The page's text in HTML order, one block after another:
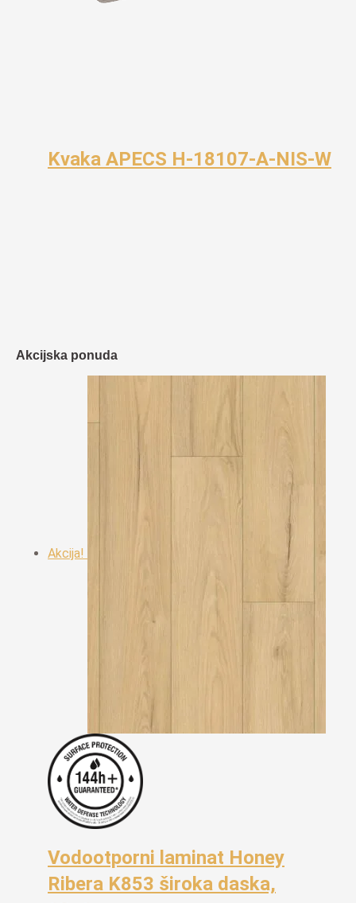
Kvaka APECS H-18107-A-NIS-W
Akcijska ponuda
Akcija!
Vodootporni laminat Honey
Ribera K853 široka daska,